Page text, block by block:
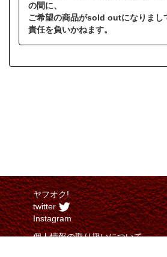
の間に、
ご希望の商品がsold outになりまし
責任を負いかねます。
ヤフオク!
twitter
Instagram
個人情報の取り扱いについて